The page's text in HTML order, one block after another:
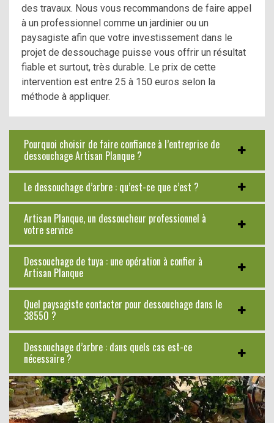
des travaux. Nous vous recommandons de faire appel
à un professionnel comme un jardinier ou un
paysagiste afin que votre investissement dans le
projet de dessouchage puisse vous offrir un résultat
fiable et surtout, très durable. Le prix de cette
intervention est entre 25 à 150 euros selon la
méthode à appliquer.
Pourquoi choisir de faire confiance à l’entreprise de
dessouchage Artisan Planque ?
Le dessouchage d’arbre : qu’est-ce que c’est ?
Artisan Planque, un dessoucheur professionnel à
votre service
Dessouchage de tuya : une opération à confier à
Artisan Planque
Quel paysagiste contacter pour dessouchage dans le
38550 ?
Dessouchage d’arbre : dans quels cas est-ce
nécessaire ?